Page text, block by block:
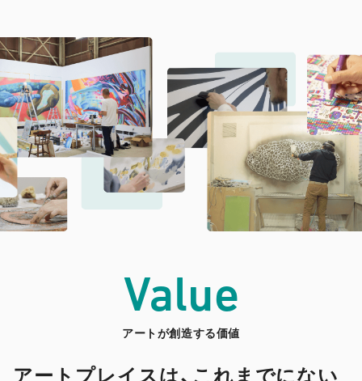
Value
アートが創造する価値
アートプレイスは、これまでにない